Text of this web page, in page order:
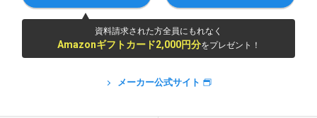
資料請求された方全員にもれなく
Amazonギフトカード2,000円分をプレゼント！
メーカー公式サイト